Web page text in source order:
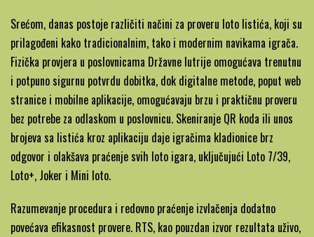
Srećom, danas postoje različiti načini za proveru loto listića, koji su
prilagođeni kako tradicionalnim, tako i modernim navikama igrača.
Fizička provjera u poslovnicama Državne lutrije omogućava trenutnu
i potpuno sigurnu potvrdu dobitka, dok digitalne metode, poput web
stranice i mobilne aplikacije, omogućavaju brzu i praktičnu proveru
bez potrebe za odlaskom u poslovnicu. Skeniranje QR koda ili unos
brojeva sa listića kroz aplikaciju daje igračima kladionice brz
odgovor i olakšava praćenje svih loto igara, uključujući Loto 7/39,
Loto+, Joker i Mini loto.
Razumevanje procedura i redovno praćenje izvlačenja dodatno
povećava efikasnost provere. RTS, kao pouzdan izvor rezultata uživo,